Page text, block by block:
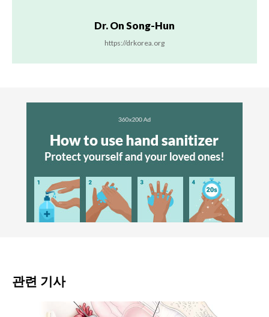
Dr. On Song-Hun
https://drkorea.org
관련 기사